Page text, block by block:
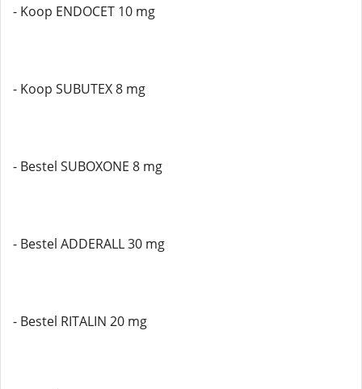
- Koop ENDOCET 10 mg
- Koop SUBUTEX 8 mg
- Bestel SUBOXONE 8 mg
- Bestel ADDERALL 30 mg
- Bestel RITALIN 20 mg